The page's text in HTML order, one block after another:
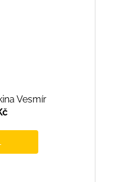
Vesmír